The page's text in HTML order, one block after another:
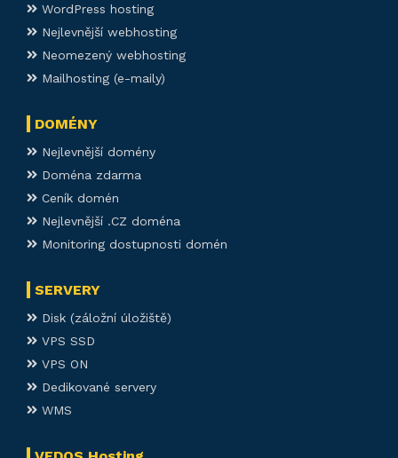
WordPress hosting
Nejlevnější webhosting
Neomezený webhosting
Mailhosting (e-maily)
DOMÉNY
Nejlevnější domény
Doména zdarma
Ceník domén
Nejlevnější .CZ doména
Monitoring dostupnosti domén
SERVERY
Disk (záložní úložiště)
VPS SSD
VPS ON
Dedikované servery
WMS